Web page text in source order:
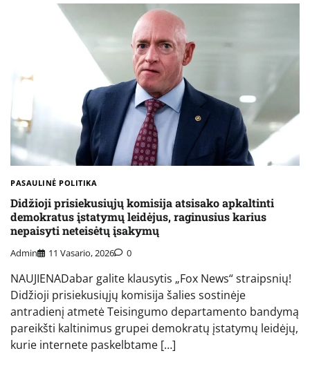
PASAULINĖ POLITIKA
Didžioji prisiekusiųjų komisija atsisako apkaltinti
demokratus įstatymų leidėjus, raginusius karius
nepaisyti neteisėtų įsakymų
Admin 11 Vasario, 2026 0
NAUJIENADabar galite klausytis „Fox News“ straipsnių!
Didžioji prisiekusiųjų komisija šalies sostinėje
antradienį atmetė Teisingumo departamento bandymą
pareikšti kaltinimus grupei demokratų įstatymų leidėjų,
kurie internete paskelbtame […]